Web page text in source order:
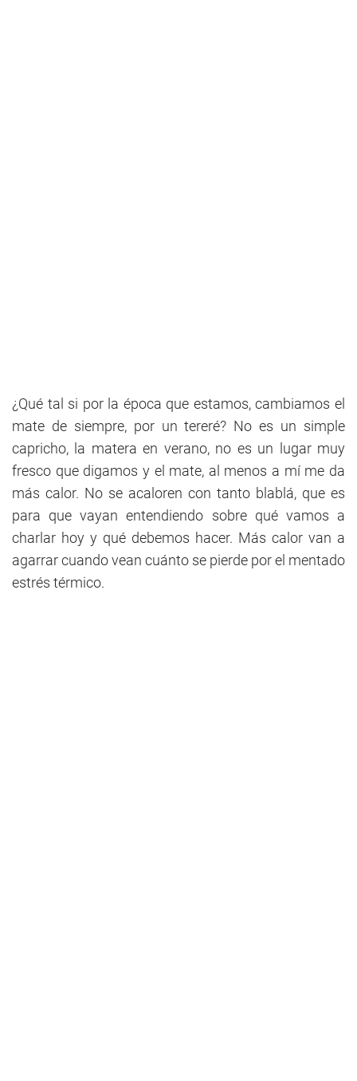
¿Qué tal si por la época que estamos, cambiamos el
mate de siempre, por un tereré? No es un simple
capricho, la matera en verano, no es un lugar muy
fresco que digamos y el mate, al menos a mí me da
más calor. No se acaloren con tanto blablá, que es
para que vayan entendiendo sobre qué vamos a
charlar hoy y qué debemos hacer. Más calor van a
agarrar cuando vean cuánto se pierde por el mentado
estrés térmico.